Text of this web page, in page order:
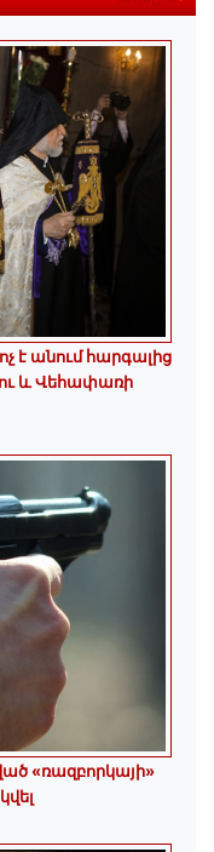
է անում հարգալից
և Վեհափառի
«ռազբորկայի»